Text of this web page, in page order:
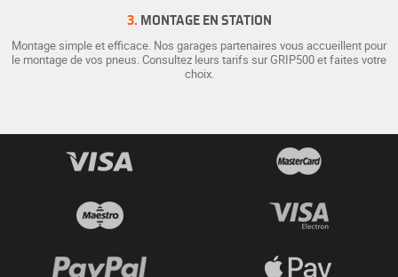
3. MONTAGE EN STATION
Montage simple et efficace. Nos garages partenaires vous accueillent pour
le montage de vos pneus. Consultez leurs tarifs sur GRIP500 et faites votre
choix.